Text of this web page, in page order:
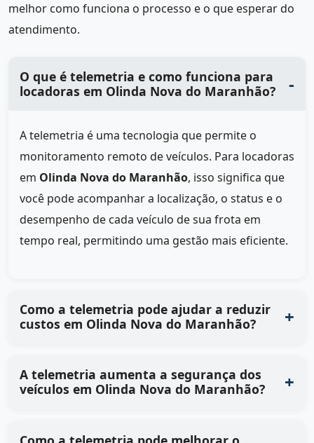
melhor como funciona o processo e o que esperar do
atendimento.
O que é telemetria e como funciona para
locadoras em Olinda Nova do Maranhão?
A telemetria é uma tecnologia que permite o
monitoramento remoto de veículos. Para locadoras
em Olinda Nova do Maranhão, isso significa que
você pode acompanhar a localização, o status e o
desempenho de cada veículo de sua frota em
tempo real, permitindo uma gestão mais eficiente.
Como a telemetria pode ajudar a reduzir
custos em Olinda Nova do Maranhão?
A telemetria aumenta a segurança dos
veículos em Olinda Nova do Maranhão?